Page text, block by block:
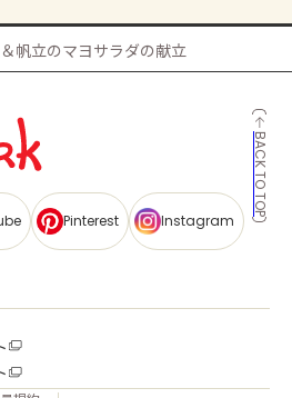
帆立のマヨサラダの献立
BACK TO TOP
Pinterest Instagram